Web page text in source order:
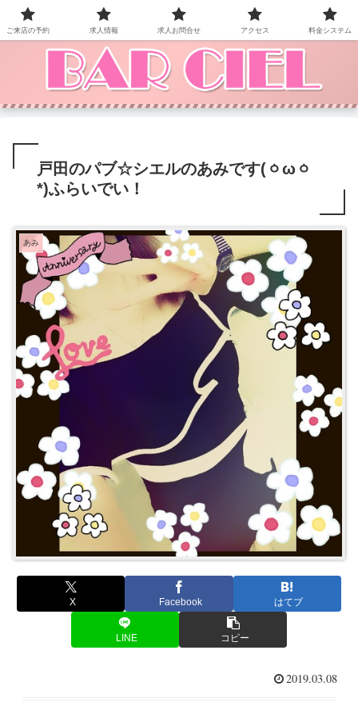
BAR CIEL！ご来店お待ちしています。
戸田のパブ☆シエルのあみです(ㆁωㆁ
*)ふらいでい！
あみ
X Facebook はてブ
LINE コピー
2019.03.08
ご来店の予約 求人情報 求人お問合せ アクセス 料金システム